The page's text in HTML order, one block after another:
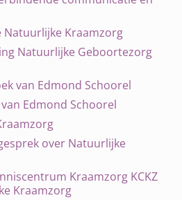
Natuurlijke Kraamzorg
Natuurlijke Geboortezorg
van Edmond Schoorel
Edmond Schoorel
over Natuurlijke
Kraamzorg KCKZ
Kraamzorg